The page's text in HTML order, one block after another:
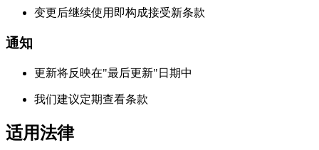
变更后继续使用即构成接受新条款
通知
更新将反映在"最后更新"日期中
我们建议定期查看条款
适用法律